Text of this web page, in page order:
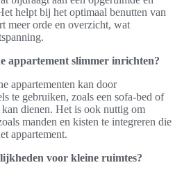
helpt bij het optimaal benutten van
meer orde en overzicht, wat
appartement slimmer inrichten?
appartementen kan door
te gebruiken, zoals een sofa-bed of
kan dienen. Het is ook nuttig om
manden en kisten te integreren die
appartement.
voor kleine ruimtes?